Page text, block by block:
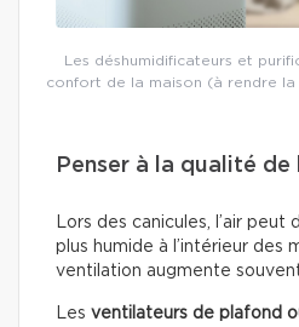
Les déshumidificateurs et
confort de la maison (à rendre la
Penser à la qualité de
Lors des canicules, l’air peut
plus humide à l’intérieur des
ventilation augmente
Les ventilateurs de plafond